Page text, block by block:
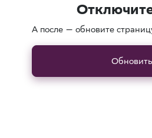
А после — обновите
Обновить